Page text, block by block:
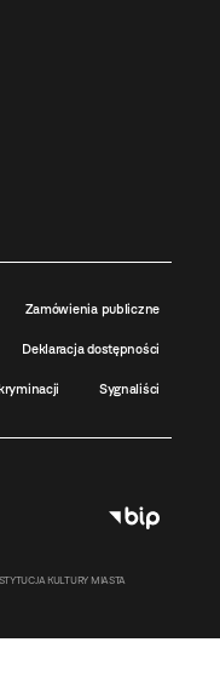
Zamówienia publiczne
Deklaracja dostępności
Sygnaliści
KULTURY MIASTA